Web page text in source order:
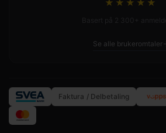
★★★★ ★
Se alle brukeromtaler
Faktura / Delbetaling